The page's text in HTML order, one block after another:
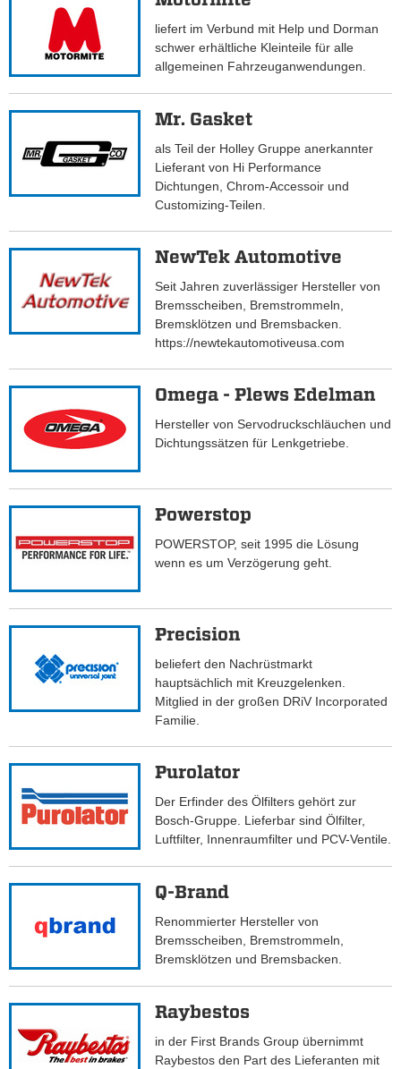
liefert im Verbund mit Help und Dorman
schwer erhältliche Kleinteile für alle
allgemeinen Fahrzeuganwendungen.
Mr. Gasket
als Teil der Holley Gruppe anerkannter
Lieferant von Hi Performance
Dichtungen, Chrom-Accessoir und
Customizing-Teilen.
NewTek Automotive
Seit Jahren zuverlässiger Hersteller von
Bremsscheiben, Bremstrommeln,
Bremsklötzen und Bremsbacken.
https://newtekautomotiveusa.com
Omega - Plews Edelman
Hersteller von Servodruckschläuchen und
Dichtungssätzen für Lenkgetriebe.
Powerstop
POWERSTOP, seit 1995 die Lösung
wenn es um Verzögerung geht.
Precision
beliefert den Nachrüstmarkt
hauptsächlich mit Kreuzgelenken.
Mitglied in der großen DRiV Incorporated
Familie.
Purolator
Der Erfinder des Ölfilters gehört zur
Bosch-Gruppe. Lieferbar sind Ölfilter,
Luftfilter, Innenraumfilter und PCV-Ventile.
Q-Brand
Renommierter Hersteller von
Bremsscheiben, Bremstrommeln,
Bremsklötzen und Bremsbacken.
Raybestos
in der First Brands Group übernimmt
Raybestos den Part des Lieferanten mit